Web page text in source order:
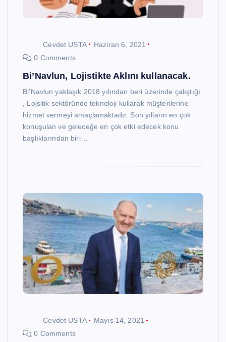
Cevdet USTA
Haziran 6, 2021
0 Comments
Bi’Navlun, Lojistikte Aklını kullanacak.
Bi’Navlun yaklaşık 2018 yılından beri üzerinde çalıştığı
, Lojsitik sektöründe teknoloji kullarak müşterilerine
hizmet vermeyi amaçlamaktadır. Son yılların en çok
konuşulan ve geleceğe en çok etki edecek konu
başlıklarından biri…
Cevdet USTA
Mayıs 14, 2021
0 Comments